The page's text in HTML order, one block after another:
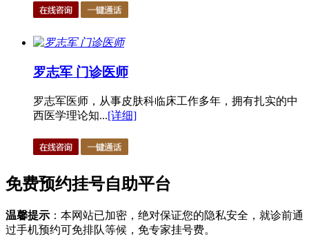
罗志军 门诊医师
罗志军医师，从事皮肤科临床工作多年，拥有扎实的中
西医学理论知...[详细]
免费预约挂号自助平台
温馨提示 ：本网站已加密，绝对保证您的隐私安全，就诊前通
过手机预约可免排队等候，免专家挂号费。